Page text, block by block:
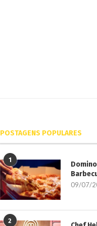
POSTAGENS POPULARES
1
09/07/
2